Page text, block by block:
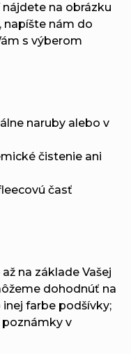
na obrázku
napíšte nám do
s výberom
naruby alebo v
čistenie ani
časť
na základe Vašej
dohodnúť na
farbe podšívky;
v